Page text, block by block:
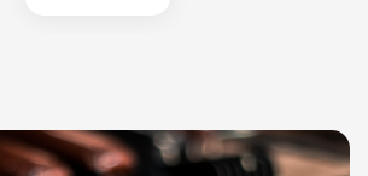
відіграє в
цьому чи не
безпосередньо
впливає на